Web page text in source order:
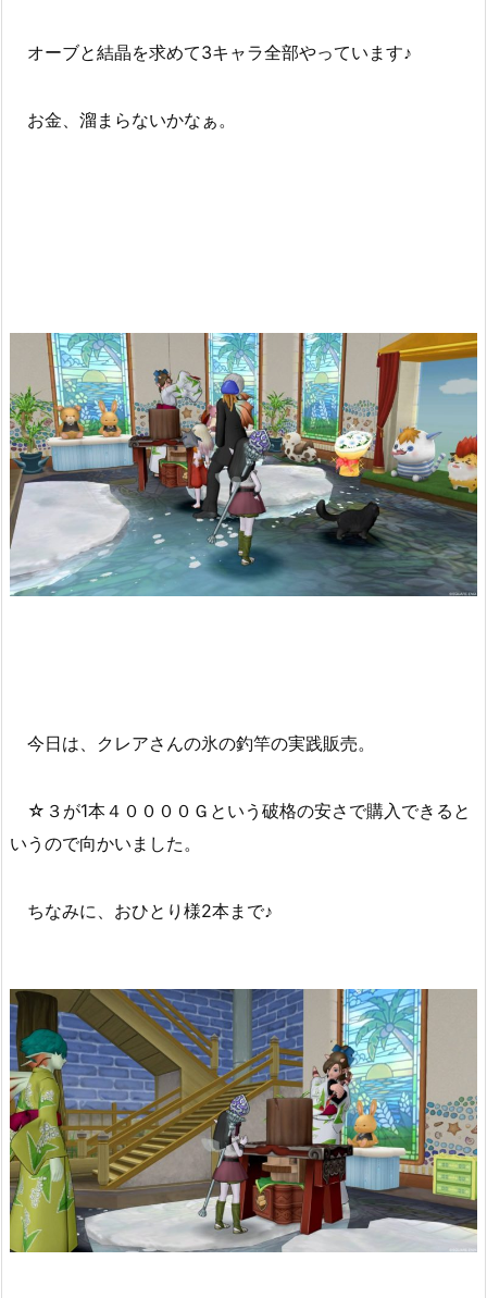
オーブと結晶を求めて3キャラ全部やっています♪
お金、溜まらないかなぁ。
今日は、クレアさんの氷の釣竿の実践販売。
☆３が1本４００００Ｇという破格の安さで購入できると
いうので向かいました。
ちなみに、おひとり様2本まで♪